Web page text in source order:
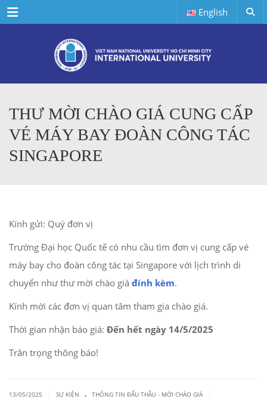
Menu English
THƯ MỜI CHÀO GIÁ CUNG CẤP
VÉ MÁY BAY ĐOÀN CÔNG TÁC
SINGAPORE
Kính gửi: Quý đơn vị
Trường Đại học Quốc tế có nhu cầu tìm đơn vị cung cấp vé
máy bay cho đoàn công tác tại Singapore với lịch trình di
chuyển như thư mời chào giá đính kèm.
Kính mời các đơn vị quan tâm tham gia chào giá.
Thời gian nhận báo giá: Đến hết ngày 14/5/2025
Trân trọng thông báo!
13/05/2025 SỰ KIỆN . THÔNG TIN ĐẤU THẦU - MỜI CHÀO GIÁ